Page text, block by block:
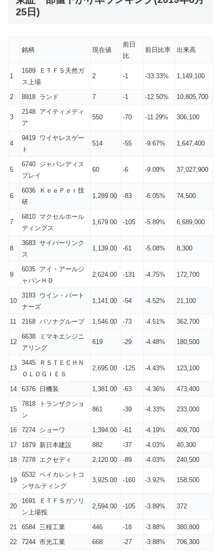
25日)
銘柄 現在値
前日
比
前日比率 出来高
1
1689 ＥＴＦＳ天然ガ
ス上場
2 -1 -33.33% 1,149,100
2 8918 ランド 7 -1 -12.50% 10,805,700
3
2148 アイティメディ
ア
550 -70 -11.29% 306,100
4
9419 ワイヤレスゲー
ト
514 -55 -9.67% 1,647,400
5
6740 ジャパンディス
プレイ
60 -6 -9.09% 37,027,900
6
6036 ＫｅｅＰｅｒ技
研
1,289.00 -83 -6.05% 74,500
7
6810 マクセルホール
ディングス
1,679.00 -105 -5.89% 6,689,000
8
3683 サイバーリンク
ス
1,139.00 -61 -5.08% 8,300
9
6035 アイ・アールジ
ャパンＨＤ
2,624.00 -131 -4.75% 172,700
10
3183 ウイン・パート
ナーズ
1,141.00 -54 -4.52% 21,100
11 2168 パソナグループ 1,546.00 -73 -4.51% 362,700
12
6638 ミマキエンジニ
アリング
619 -29 -4.48% 180,500
13
3445 ＲＳＴＥＣＨＮ
ＯＬＯＧＩＥＳ
2,695.00 -125 -4.43% 123,100
14 6376 日機装 1,381.00 -63 -4.36% 473,400
15
7818 トランザクショ
ン
861 -39 -4.33% 233,000
16 7274 ショーワ 1,394.00 -61 -4.19%
409,700
17
1879 新日本建設 882 -37 -4.03%
40,300
18
7278 エクセディ 2,120.00 -89 -4.03% 240,500
19
6532 ベイカレントコ
ンサルティング
3,925.00 -160 -3.92% 158,500
20
1691 ＥＴＦＳガソリ
ン上場投
2,594.00 -105 -3.89% 372
21 6584 三桜工業 446 -18 -3.88%
380,800
22
7244 市光工業 668 -27 -3.88%
706,300